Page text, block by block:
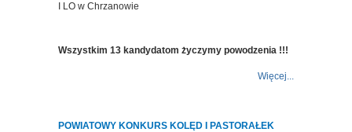
I LO w Chrzanowie
Wszystkim 13 kandydatom życzymy powodzenia !!!
Więcej...
POWIATOWY KONKURS KOLĘD I PASTORAŁEK